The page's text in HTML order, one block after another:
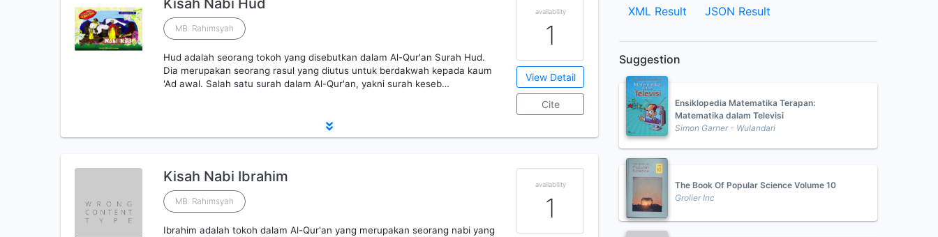
Kisah Nabi Hud
MB. Rahimsyah
Hud adalah seorang tokoh yang disebutkan dalam Al-Qur'an Surah Hud.
Dia merupakan seorang rasul yang diutus untuk berdakwah kepada kaum
'Ad awal. Salah satu surah dalam Al-Qur'an, yakni surah keseb…
availability
1
View Detail
Cite
Kisah Nabi Ibrahim
MB. Rahimsyah
Ibrahim adalah tokoh dalam Al-Qur'an yang merupakan seorang nabi yang
availability
1
XML Result JSON Result
Suggestion
Ensiklopedia Matematika Terapan:
Matematika dalam Televisi
Simon Garner - Wulandari
The Book Of Popular Science Volume 10
Grolier Inc